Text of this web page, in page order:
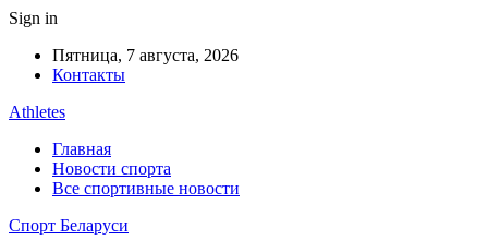
Sign in
Пятница, 7 августа, 2026
Контакты
Athletes
Главная
Новости спорта
Все спортивные новости
Спорт Беларуси